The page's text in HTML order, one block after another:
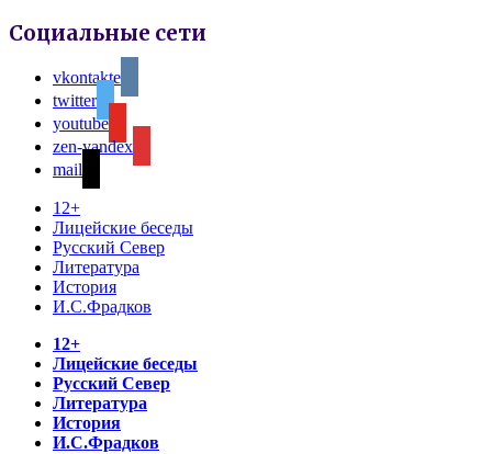
Социальные сети
vkontakte
twitter
youtube
zen-yandex
mail
12+
Лицейские беседы
Русский Север
Литература
История
И.С.Фрадков
12+
Лицейские беседы
Русский Север
Литература
История
И.С.Фрадков